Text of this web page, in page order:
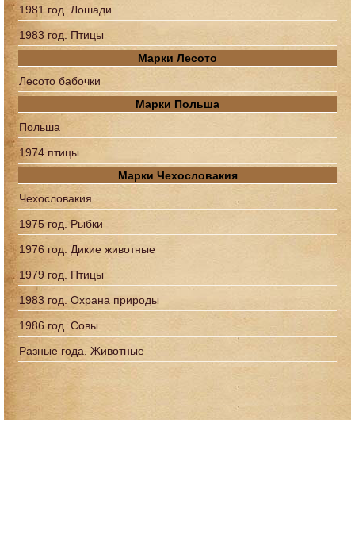
1981 год. Лошади
1983 год. Птицы
Марки Лесото
Лесото бабочки
Марки Польша
Польша
1974 птицы
Марки Чехословакия
Чехословакия
1975 год. Рыбки
1976 год. Дикие животные
1979 год. Птицы
1983 год. Охрана природы
1986 год. Совы
Разные года. Животные